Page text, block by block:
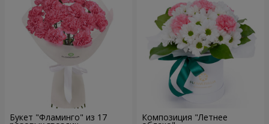
Букет "Фламинго" из 17 Композиция "Летнее